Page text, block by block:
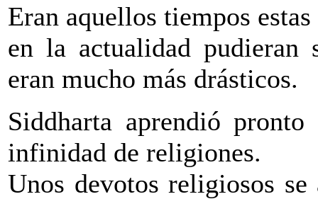
Eran aquellos tiempos
en la actualidad pudieran
eran mucho más drásticos.
Siddharta aprendió
infinidad de religiones.
Unos devotos religiosos